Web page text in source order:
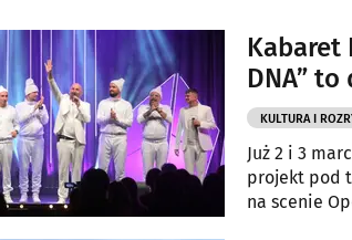
Kabaret
DNA”
KULTURA I
Już 2 i 3
projekt pod
na scenie